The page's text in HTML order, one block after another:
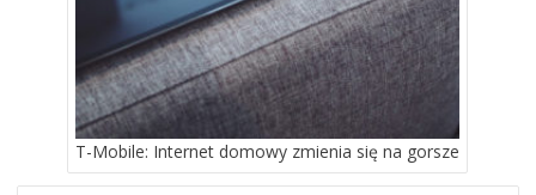
T-Mobile: Internet domowy zmienia się na gorsze